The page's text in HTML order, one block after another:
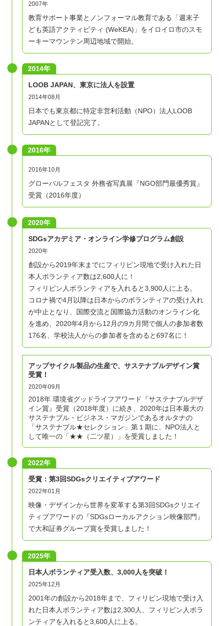
2007年
教育サポート事業とノンフォーマル教育である「週末子
ども英語アクティビティ (WeKEA)」をイロイロ市のスモ
ーキーマウンテン周辺地域で開始。
2014年
LOOB JAPAN、東京に法人を設置
2014年08月
日本でも東京都に特定非営利活動（NPO）法人LOOB
JAPANとして登記完了。
2016年
2016年10月
グローバルフェスタ 外務省写真展『NGO部門最優秀賞』
受賞（2016年度）
2020年
SDGsアカデミア・オンライン学修プログラム創設
2020年
創設から2019年末までにフィリピン現地で受け入れた日
本人ボランティア数は2,600人に！
フィリピン人ボランティアを入れると3,900人に上る。
コロナ禍で4月以降は日本からのボランティアの受け入れ
が中止となり、国際交流と国際協力活動のオンライン化
を進め、2020年4月から12月の9カ月間で個人の参加者数
176名、学校法人からの参加者を含めると697名に！
アップサイクル製品の生産で、サステナブルデザイン賞
受賞！
2020年09月
2018年 環境省グッドライフアワード『サステナブルデザ
イン賞』受賞（2018年度）に続き、2020年は日本最大の
サステナブル・ビジネス・マガジンであるオルタナの
「サステナブル★セレクション」第１期に、NPO法人と
して唯一の「★★（二ツ星）」を受賞しました！
2022年
受賞：第3回SDGsクリエイティブアワード
2022年01月
映像・デザインから世界を変革する第3回SDGsクリエイ
ティブアワードの『SDGsローカルアクション映像部門』
で大和証券グループ賞を受賞しました！
2025年
日本人ボランティア受入数、3,000人を突破！
2025年12月
2001年の創設から2018年まで、フィリピン現地で受け入
れた日本人ボランティア数は2,300人、フィリピン人ボラ
ンティアを入れると3,600人に上る。